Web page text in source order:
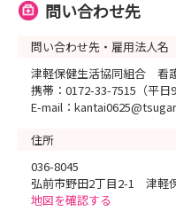
３．採用予定日
り）
４．勤務地
健生病院、藤代健生病
※新卒者は、全員健生病
５．応募書類
《新卒》 履歴書（web履
証明書
《既卒》 履歴書（web履
（コピー可）
６．選考方法
問い合わせ先
問い合わせ先・雇用法人名
津軽保健生活協同組合
携帯：0172-33-7515（平日9
E-mail：
住所
036-8045
弘前市野田2丁目2-1 津軽
地図を確認する